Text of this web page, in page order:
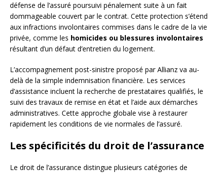
défense de l’assuré poursuivi pénalement suite à un fait
dommageable couvert par le contrat. Cette protection s’étend
aux infractions involontaires commises dans le cadre de la vie
privée, comme les homicides ou blessures involontaires
résultant d’un défaut d’entretien du logement.
L’accompagnement post-sinistre proposé par Allianz va au-
delà de la simple indemnisation financière. Les services
d’assistance incluent la recherche de prestataires qualifiés, le
suivi des travaux de remise en état et l’aide aux démarches
administratives. Cette approche globale vise à restaurer
rapidement les conditions de vie normales de l’assuré.
Les spécificités du droit de l’assurance
Le droit de l’assurance distingue plusieurs catégories de